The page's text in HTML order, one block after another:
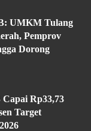
UMKM Tulang
Pemprov
Dorong
Capai Rp33,73
Target